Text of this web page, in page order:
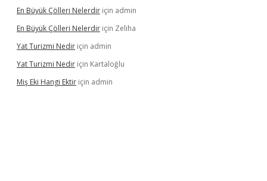
En Büyük Çölleri Nelerdir için admin
En Büyük Çölleri Nelerdir için Zeliha
Yat Turizmi Nedir için admin
Yat Turizmi Nedir için Kartaloğlu
Miş Eki Hangi Ektir için admin